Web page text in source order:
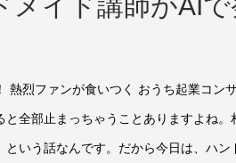
熱烈ファンが食いつく おうち起業コン
と全部止まっちゃうことありますよね
という話なんです。だから今日は、ハ